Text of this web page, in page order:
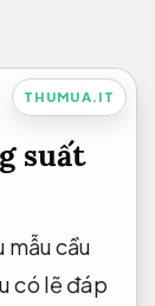
THUMUA.IT
suất
cầu
có lẽ đáp